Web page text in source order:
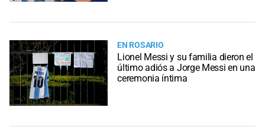
EN ROSARIO
Lionel Messi y su familia dieron el
último adiós a Jorge Messi en una
ceremonia íntima